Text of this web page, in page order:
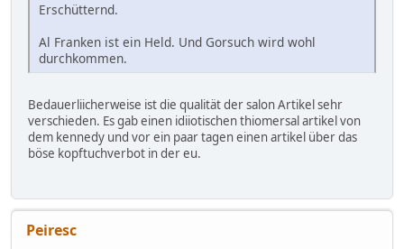
Erschütternd.
Al Franken ist ein Held. Und Gorsuch wird wohl
durchkommen.
Bedauerliicherweise ist die qualität der salon Artikel sehr
verschieden. Es gab einen idiiotischen thiomersal artikel von
dem kennedy und vor ein paar tagen einen artikel über das
böse kopftuchverbot in der eu.
Peiresc